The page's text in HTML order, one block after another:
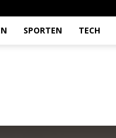
SPORTEN TECH